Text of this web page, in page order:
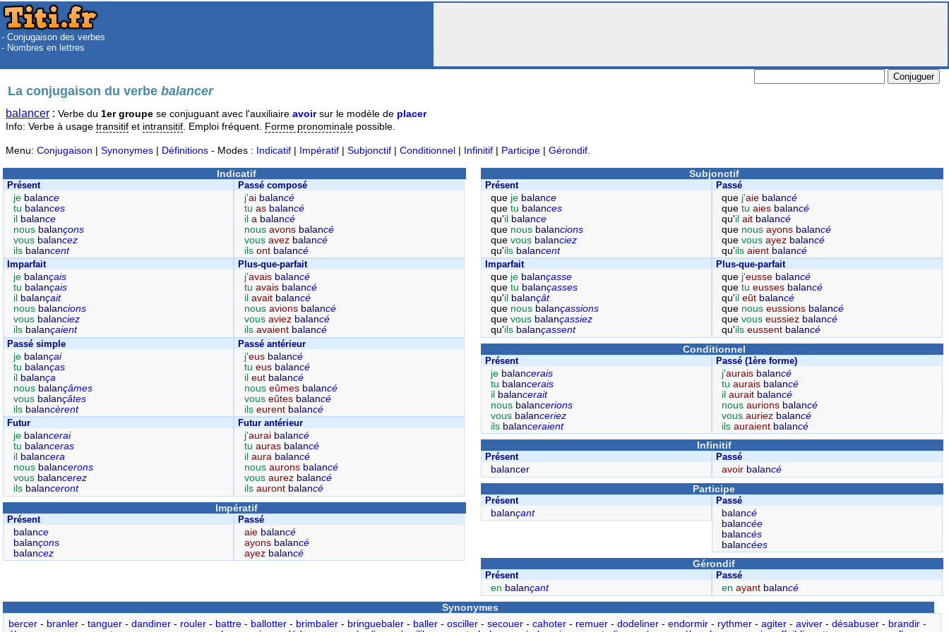
- Conjugaison des verbes
- Nombres en lettres
La conjugaison du verbebalancer
balancer : Verbe du 1er groupe se conjuguant avec l'auxiliaire avoirsur le modèle de placer
Info: Verbe à usage transitif et intransitif . Emploi fréquent. Forme pronominale possible.
Menu: Conjugaison | Synonymes | Définitions - Modes : Indicatif | Impératif | Subjonctif | Conditionnel | Infinitif | Participe | Gérondif
Indicatif
Présent
je balance
tu balances
il balance
nous balançons
vous balancez
ils balancent
Passé composé
j'ai balancé
tu as balancé
il a balancé
nous avons balancé
vous avez balancé
ils ont balancé
Imparfait
je balançais
tu balançais
il balançait
nous balancions
vous balanciez
ils balançaient
Plus-que-parfait
j'avais balancé
tu avais balancé
il avait balancé
nous avions balancé
vous aviez balancé
ils avaient balancé
Passé simple
je balançai
tu balanças
il balança
nous balançâmes
vous balançâtes
ils balancèrent
Passé antérieur
j'eus balancé
tu eus balancé
il eut balancé
nous eûmes balancé
vous eûtes balancé
ils eurent balancé
Futur
je balancerai
tu balanceras
il balancera
nous balancerons
vous balancerez
ils balanceront
Futur antérieur
j'aurai balancé
tu auras balancé
il aura balancé
nous aurons balancé
vous aurez balancé
ils auront balancé
Impératif
Présent
balance
balançons
balancez
Passé
aie balancé
ayons balancé
ayez balancé
Subjonctif
Présent
que je balance
quetu balances
qu'il balance
que nous balancions
quevous balanciez
qu'ils balancent
Passé
que j'aie balancé
quetuaies balancé
qu'ilait balancé
que nousayons balancé
quevousayez balancé
qu'ilsaient balancé
Imparfait
que je balançasse
quetu balançasses
qu'il balançât
que nous balançassions
quevous balançassiez
qu'ils balançassent
Plus-que-parfait
que j'eusse balancé
quetueusses balancé
qu'ileût balancé
que nouseussions balancé
quevouseussiez balancé
qu'ilseussent balancé
Conditionnel
Présent
je balancerais
tu balancerais
il balancerait
nous balancerions
vous balanceriez
ils balanceraient
Passé (1ère forme)
j'aurais balancé
tuaurais balancé
ilaurait balancé
nousaurions balancé
vousauriez balancé
ilsauraient balancé
Infinitif
Présent
balancer
Passé
avoir balancé
Participe
Présent
balançant
Passé
balancé
balancée
balancés
balancées
Gérondif
Présent
en balançant
Passé
enayant balancé
Synonymes
bercer- branler- tanguer- dandiner- rouler- battre- ballotter- brimbaler- bringuebaler- baller- osciller- secouer- cahoter- remuer- dodeliner- endormir- rythmer- agiter- aviver- désabuser- brandir-